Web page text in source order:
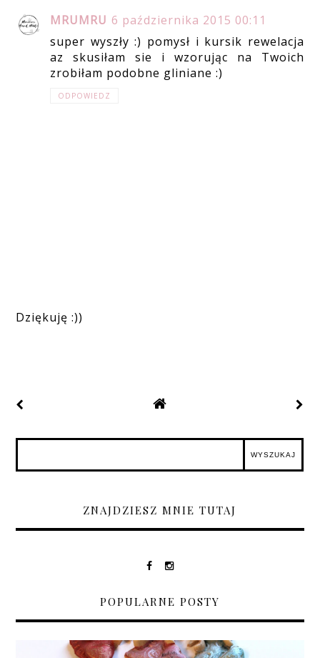
MRUMRU 6 października 2015 00:11
super wyszły :) pomysł i kursik rewelacja
az skusiłam sie i wzorując na Twoich
zrobiłam podobne gliniane :)
ODPOWIEDZ
Dziękuję :))
ZNAJDZIESZ MNIE TUTAJ
POPULARNE POSTY